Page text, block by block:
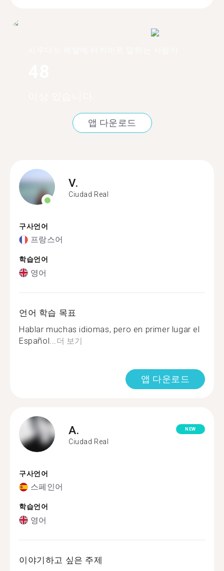
앱 다운로드
V.
Ciudad Real
구사언어
프랑스어
학습언어
영어
언어 학습 목표
Hablar muchas idiomas, pero en primer lugar el
Español... 더 보기
앱 다운로드
A.
Ciudad Real
NEW
구사언어
스페인어
학습언어
영어
이야기하고 싶은 주제